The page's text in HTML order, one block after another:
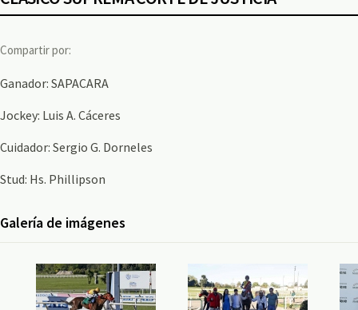
Compartir por:
Ganador: SAPACARA
Jockey: Luis A. Cáceres
Cuidador: Sergio G. Dorneles
Stud: Hs. Phillipson
Galería de imágenes